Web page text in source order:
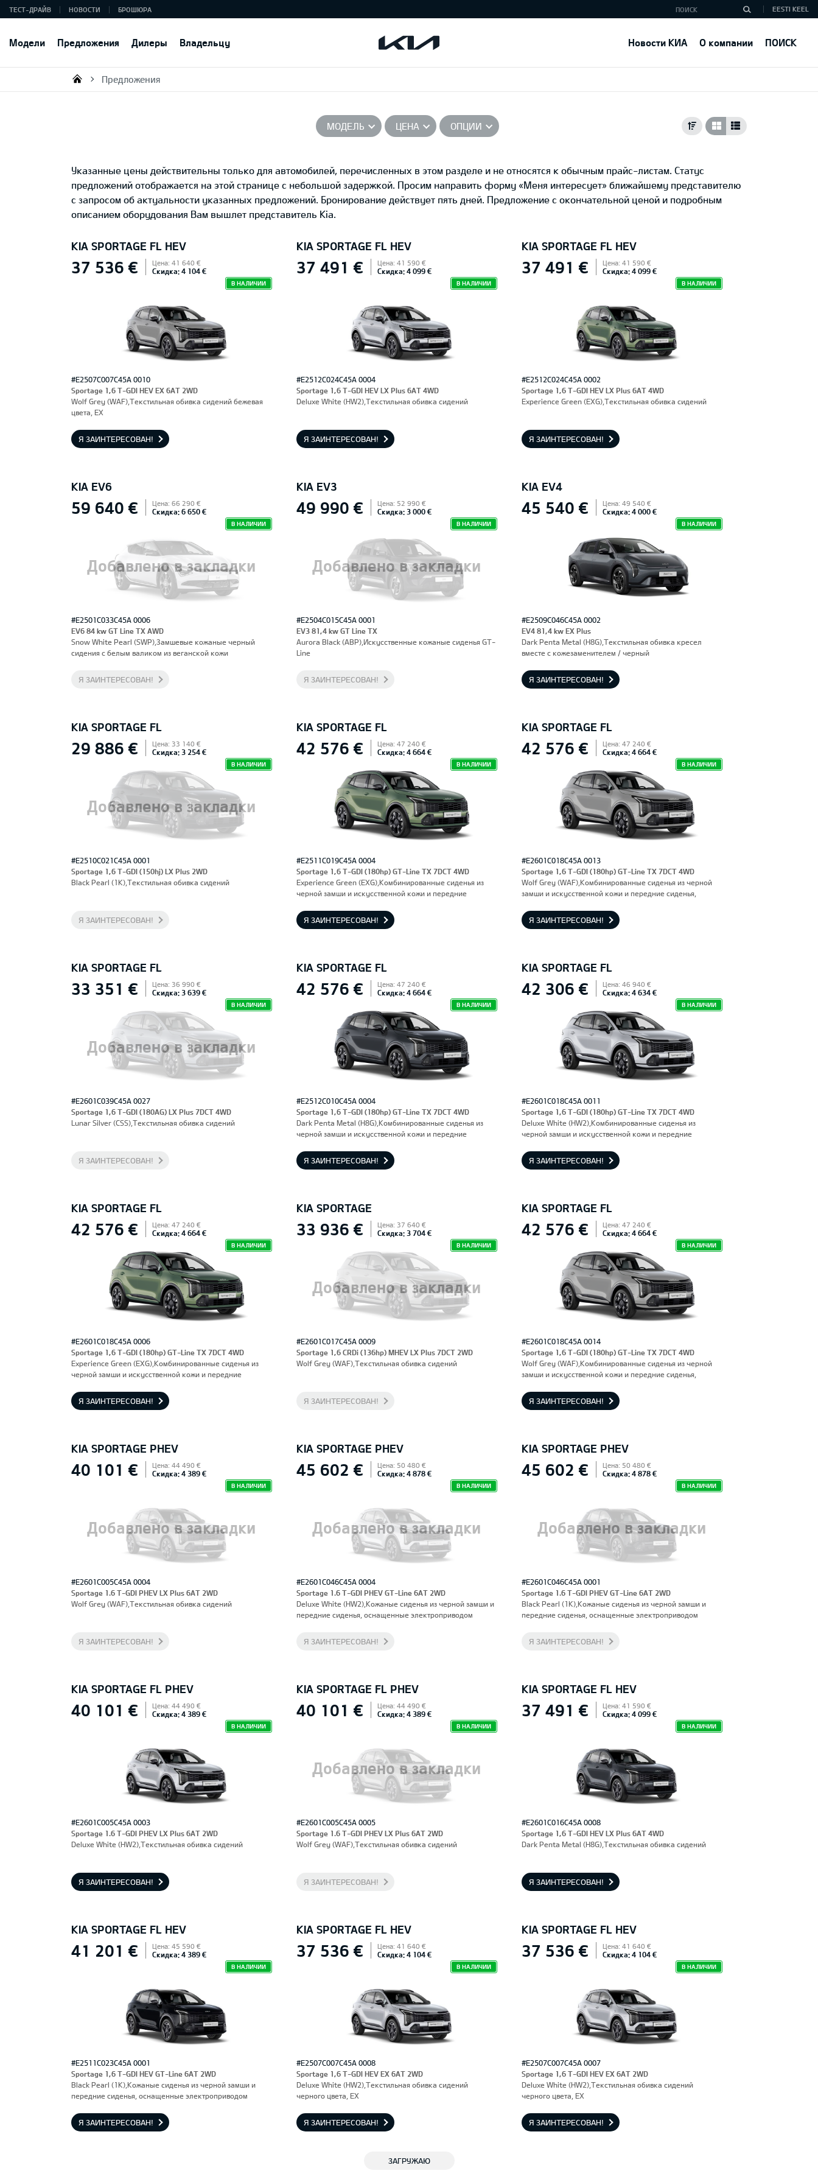
Модели Предложения Дилеры Владельцу Новости КИА О компании ПОИСК
ТЕСТ-ДРАЙВ НОВОСТИ БРОШЮРА EESTI KEEL
KIA AUTO AS
Предложения
МОДЕЛЬ ЦЕНА ОПЦИИ
Указанные цены действительны только для автомобилей, перечисленных в этом разделе и не относятся к обычным прайс-листам. Статус
предложений отображается на этой странице с небольшой задержкой. Просим направить форму «Меня интересует» ближайшему представителю
с запросом об актуальности указанных предложений. Бронирование действует пять дней. Предложение с окончательной ценой и подробным
описанием оборудования Вам вышлет представитель Kia.
KIA SPORTAGE FL HEV
37 536 € Цена: 41 640 €
Скидка: 4 104 €
В НАЛИЧИИ
#E2507C007C45A 0010
Sportage 1,6 T-GDI HEV EX 6AT 2WD
Wolf Grey (WAF),Текстильная обивка сидений бежевая
цвета, EX
Я ЗАИНТЕРЕСОВАН!
KIA SPORTAGE FL HEV
37 491 € Цена: 41 590 €
Скидка: 4 099 €
В НАЛИЧИИ
#E2512C024C45A 0004
Sportage 1,6 T-GDI HEV LX Plus 6AT 4WD
Deluxe White (HW2),Текстильная обивка сидений
Я ЗАИНТЕРЕСОВАН!
KIA SPORTAGE FL HEV
37 491 € Цена: 41 590 €
Скидка: 4 099 €
В НАЛИЧИИ
#E2512C024C45A 0002
Sportage 1,6 T-GDI HEV LX Plus 6AT 4WD
Experience Green (EXG),Текстильная обивка сидений
Я ЗАИНТЕРЕСОВАН!
KIA EV6
Добавлено в закладки
59 640 € Цена: 66 290 €
Скидка: 6 650 €
В НАЛИЧИИ
#E2501C033C45A 0006
EV6 84 kw GT Line TX AWD
Snow White Pearl (SWP),Замшевые кожаные черный
сидения с белым валиком из веганской кожи
Я ЗАИНТЕРЕСОВАН!
KIA EV3
Добавлено в закладки
49 990 € Цена: 52 990 €
Скидка: 3 000 €
В НАЛИЧИИ
#E2504C015C45A 0001
EV3 81,4 kw GT Line TX
Aurora Black (ABP),Искусственные кожаные сиденья GT-
Line
Я ЗАИНТЕРЕСОВАН!
KIA EV4
45 540 € Цена: 49 540 €
Скидка: 4 000 €
В НАЛИЧИИ
#E2509C046C45A 0002
EV4 81,4 kw EX Plus
Dark Penta Metal (H8G),Текстильная обивка кресел
вместе с кожезаменителем / черный
Я ЗАИНТЕРЕСОВАН!
KIA SPORTAGE FL
Добавлено в закладки
29 886 € Цена: 33 140 €
Скидка: 3 254 €
В НАЛИЧИИ
#E2510C021C45A 0001
Sportage 1,6 T-GDI (150hj) LX Plus 2WD
Black Pearl (1K),Текстильная обивка сидений
Я ЗАИНТЕРЕСОВАН!
KIA SPORTAGE FL
42 576 € Цена: 47 240 €
Скидка: 4 664 €
В НАЛИЧИИ
#E2511C019C45A 0004
Sportage 1,6 T-GDI (180hp) GT-Line TX 7DCT 4WD
Experience Green (EXG),Комбинированные сиденья из
черной замши и искусственной кожи и передние
Водительское сиденье с функцией памяти.
Я ЗАИНТЕРЕСОВАН!
KIA SPORTAGE FL
42 576 € Цена: 47 240 €
Скидка: 4 664 €
В НАЛИЧИИ
#E2601C018C45A 0013
Sportage 1,6 T-GDI (180hp) GT-Line TX 7DCT 4WD
Wolf Grey (WAF),Комбинированные сиденья из черной
замши и искусственной кожи и передние сиденья,
Водительское сиденье с функцией памяти.
Я ЗАИНТЕРЕСОВАН!
KIA SPORTAGE FL
Добавлено в закладки
33 351 € Цена: 36 990 €
Скидка: 3 639 €
В НАЛИЧИИ
#E2601C039C45A 0027
Sportage 1,6 T-GDI (180AG) LX Plus 7DCT 4WD
Lunar Silver (CSS),Текстильная обивка сидений
Я ЗАИНТЕРЕСОВАН!
KIA SPORTAGE FL
42 576 € Цена: 47 240 €
Скидка: 4 664 €
В НАЛИЧИИ
#E2512C010C45A 0004
Sportage 1,6 T-GDI (180hp) GT-Line TX 7DCT 4WD
Dark Penta Metal (H8G),Комбинированные сиденья из
черной замши и искусственной кожи и передние
Водительское сиденье с функцией памяти.
Я ЗАИНТЕРЕСОВАН!
KIA SPORTAGE FL
42 306 € Цена: 46 940 €
Скидка: 4 634 €
В НАЛИЧИИ
#E2601C018C45A 0011
Sportage 1,6 T-GDI (180hp) GT-Line TX 7DCT 4WD
Deluxe White (HW2),Комбинированные сиденья из
черной замши и искусственной кожи и передние
Водительское сиденье с функцией памяти.
Я ЗАИНТЕРЕСОВАН!
KIA SPORTAGE FL
42 576 € Цена: 47 240 €
Скидка: 4 664 €
В НАЛИЧИИ
#E2601C018C45A 0006
Sportage 1,6 T-GDI (180hp) GT-Line TX 7DCT 4WD
Experience Green (EXG),Комбинированные сиденья из
черной замши и искусственной кожи и передние
Водительское сиденье с функцией памяти.
Я ЗАИНТЕРЕСОВАН!
KIA SPORTAGE
Добавлено в закладки
33 936 € Цена: 37 640 €
Скидка: 3 704 €
В НАЛИЧИИ
#E2601C017C45A 0009
Sportage 1,6 CRDi (136hp) MHEV LX Plus 7DCT 2WD
Wolf Grey (WAF),Текстильная обивка сидений
Я ЗАИНТЕРЕСОВАН!
KIA SPORTAGE FL
42 576 € Цена: 47 240 €
Скидка: 4 664 €
В НАЛИЧИИ
#E2601C018C45A 0014
Sportage 1,6 T-GDI (180hp) GT-Line TX 7DCT 4WD
Wolf Grey (WAF),Комбинированные сиденья из черной
замши и искусственной кожи и передние сиденья,
Водительское сиденье с функцией памяти.
Я ЗАИНТЕРЕСОВАН!
KIA SPORTAGE PHEV
Добавлено в закладки
40 101 € Цена: 44 490 €
Скидка: 4 389 €
В НАЛИЧИИ
#E2601C005C45A 0004
Sportage 1.6 T-GDI PHEV LX Plus 6AT 2WD
Wolf Grey (WAF),Текстильная обивка сидений
Я ЗАИНТЕРЕСОВАН!
KIA SPORTAGE PHEV
Добавлено в закладки
45 602 € Цена: 50 480 €
Скидка: 4 878 €
В НАЛИЧИИ
#E2601C046C45A 0004
Sportage 1.6 T-GDI PHEV GT-Line 6AT 2WD
Deluxe White (HW2),Кожаные сиденья из черной замши и
передние сиденья, оснащенные электроприводом
Я ЗАИНТЕРЕСОВАН!
KIA SPORTAGE PHEV
Добавлено в закладки
45 602 € Цена: 50 480 €
Скидка: 4 878 €
В НАЛИЧИИ
#E2601C046C45A 0001
Sportage 1.6 T-GDI PHEV GT-Line 6AT 2WD
Black Pearl (1K),Кожаные сиденья из черной замши и
передние сиденья, оснащенные электроприводом
Я ЗАИНТЕРЕСОВАН!
KIA SPORTAGE FL PHEV
40 101 € Цена: 44 490 €
Скидка: 4 389 €
В НАЛИЧИИ
#E2601C005C45A 0003
Sportage 1.6 T-GDI PHEV LX Plus 6AT 2WD
Deluxe White (HW2),Текстильная обивка сидений
Я ЗАИНТЕРЕСОВАН!
KIA SPORTAGE FL PHEV
Добавлено в закладки
40 101 € Цена: 44 490 €
Скидка: 4 389 €
В НАЛИЧИИ
#E2601C005C45A 0005
Sportage 1.6 T-GDI PHEV LX Plus 6AT 2WD
Wolf Grey (WAF),Текстильная обивка сидений
Я ЗАИНТЕРЕСОВАН!
KIA SPORTAGE FL HEV
37 491 € Цена: 41 590 €
Скидка: 4 099 €
В НАЛИЧИИ
#E2601C016C45A 0008
Sportage 1,6 T-GDI HEV LX Plus 6AT 4WD
Dark Penta Metal (H8G),Текстильная обивка сидений
Я ЗАИНТЕРЕСОВАН!
KIA SPORTAGE FL HEV
41 201 € Цена: 45 590 €
Скидка: 4 389 €
В НАЛИЧИИ
#E2511C023C45A 0001
Sportage 1,6 T-GDI HEV GT-Line 6AT 2WD
Black Pearl (1K),Кожаные сиденья из черной замши и
передние сиденья, оснащенные электроприводом
Я ЗАИНТЕРЕСОВАН!
KIA SPORTAGE FL HEV
37 536 € Цена: 41 640 €
Скидка: 4 104 €
В НАЛИЧИИ
#E2507C007C45A 0008
Sportage 1,6 T-GDI HEV EX 6AT 2WD
Deluxe White (HW2),Текстильная обивка сидений
черного цвета, EX
Я ЗАИНТЕРЕСОВАН!
KIA SPORTAGE FL HEV
37 536 € Цена: 41 640 €
Скидка: 4 104 €
В НАЛИЧИИ
#E2507C007C45A 0007
Sportage 1,6 T-GDI HEV EX 6AT 2WD
Deluxe White (HW2),Текстильная обивка сидений
черного цвета, EX
Я ЗАИНТЕРЕСОВАН!
ЗАГРУЖАЮ